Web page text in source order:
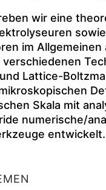
wir eine
im
Lattice-
Skala mit
numerische/
entwickelt.